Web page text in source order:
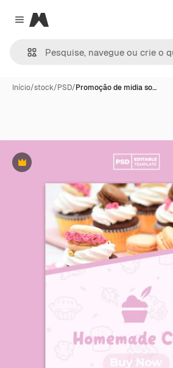
Close menu
Magnific
Início/stock/PSD/Promoção de mídia so…
Premium